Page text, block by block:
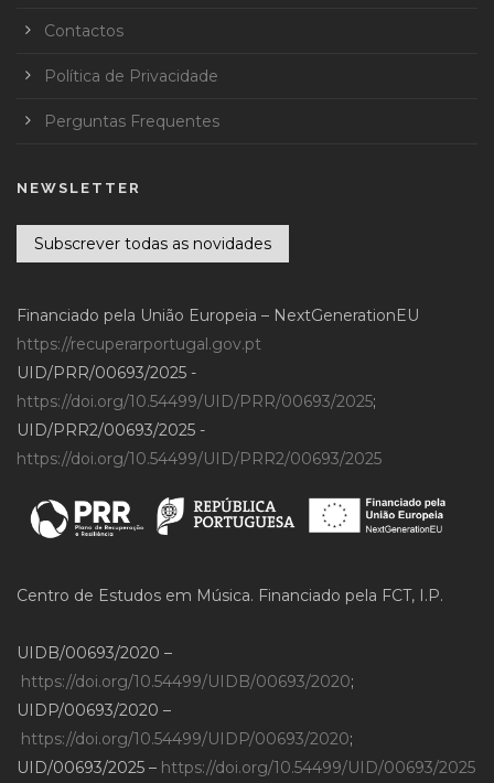
Contactos
Política de Privacidade
Perguntas Frequentes
NEWSLETTER
Subscrever todas as novidades
Financiado pela União Europeia – NextGenerationEU
https://recuperarportugal.gov.pt
UID/PRR/00693/2025 -
https://doi.org/10.54499/UID/PRR/00693/2025;
UID/PRR2/00693/2025 -
https://doi.org/10.54499/UID/PRR2/00693/2025
Centro de Estudos em Música. Financiado pela FCT, I.P.
UIDB/00693/2020 –
https://doi.org/10.54499/UIDB/00693/2020;
UIDP/00693/2020 –
https://doi.org/10.54499/UIDP/00693/2020;
UID/00693/2025 – https://doi.org/10.54499/UID/00693/2025